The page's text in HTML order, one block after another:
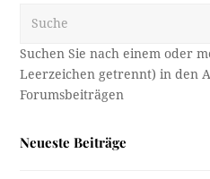
Neueste Beiträge